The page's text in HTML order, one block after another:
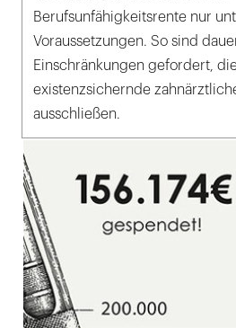
Berufsunfähigkeitsrente nur
Voraussetzungen. So sind
Einschränkungen gefordert,
existenzsichernde
ausschließen.